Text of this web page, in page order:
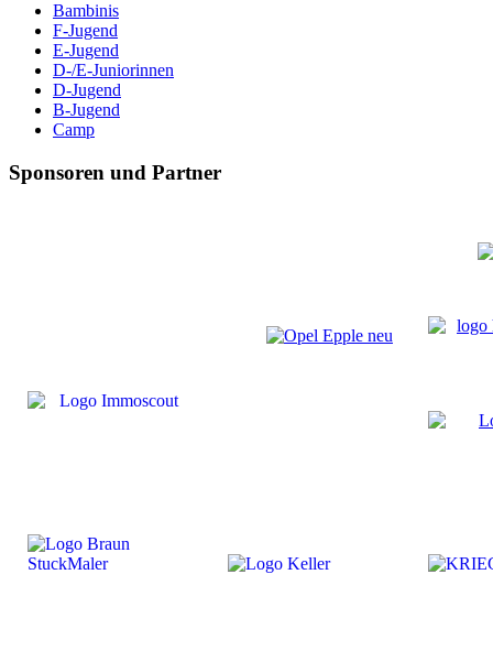
Bambinis
F-Jugend
E-Jugend
D-/E-Juniorinnen
D-Jugend
B-Jugend
Camp
Sponsoren und Partner